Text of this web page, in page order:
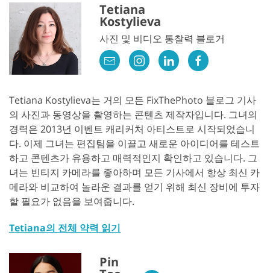
Tetiana
Kostylieva
사진 및 비디오 통찰력 블로거
Tetiana Kostylieva는 거의 모든 FixThePhoto 블로그 기사
의 사진과 동영상을 촬영하는 콘텐츠 제작자입니다. 그녀의
경력은 2013년 이벤트 캐리커처 아티스트로 시작되었습니
다. 이제 그녀는 편집팀을 이끌고 새로운 아이디어를 테스트
하고 콘텐츠가 유용하고 매력적인지 확인하고 있습니다. 그
녀는 빈티지 카메라를 좋아하며 모든 기사에서 항상 최신 카
메라와 비교하여 놀라운 결과를 얻기 위해 최신 장비에 투자
할 필요가 없음을 보여줍니다.
Tetiana의 전체 약력 읽기
Pin